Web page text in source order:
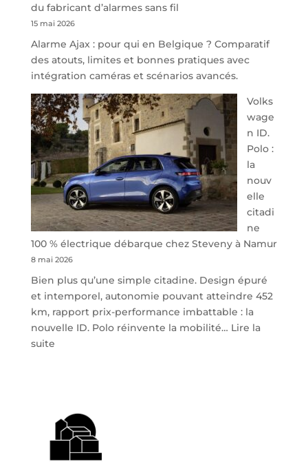
de
parking
sécurisé
à
l’aéroport
de
Charleroi
du fabricant d’alarmes sans fil
15 mai 2026
Alarme Ajax : pour qui en Belgique ? Comparatif
des atouts, limites et bonnes pratiques avec
intégration caméras et scénarios avancés.
Volks
wage
n ID.
Polo :
la
nouv
elle
citadi
ne
100 % électrique débarque chez Steveny à Namur
8 mai 2026
Bien plus qu’une simple citadine. Design épuré
et intemporel, autonomie pouvant atteindre 452
km, rapport prix-performance imbattable : la
nouvelle ID. Polo réinvente la mobilité… Lire la
suite:
la
nouvelle
citadine